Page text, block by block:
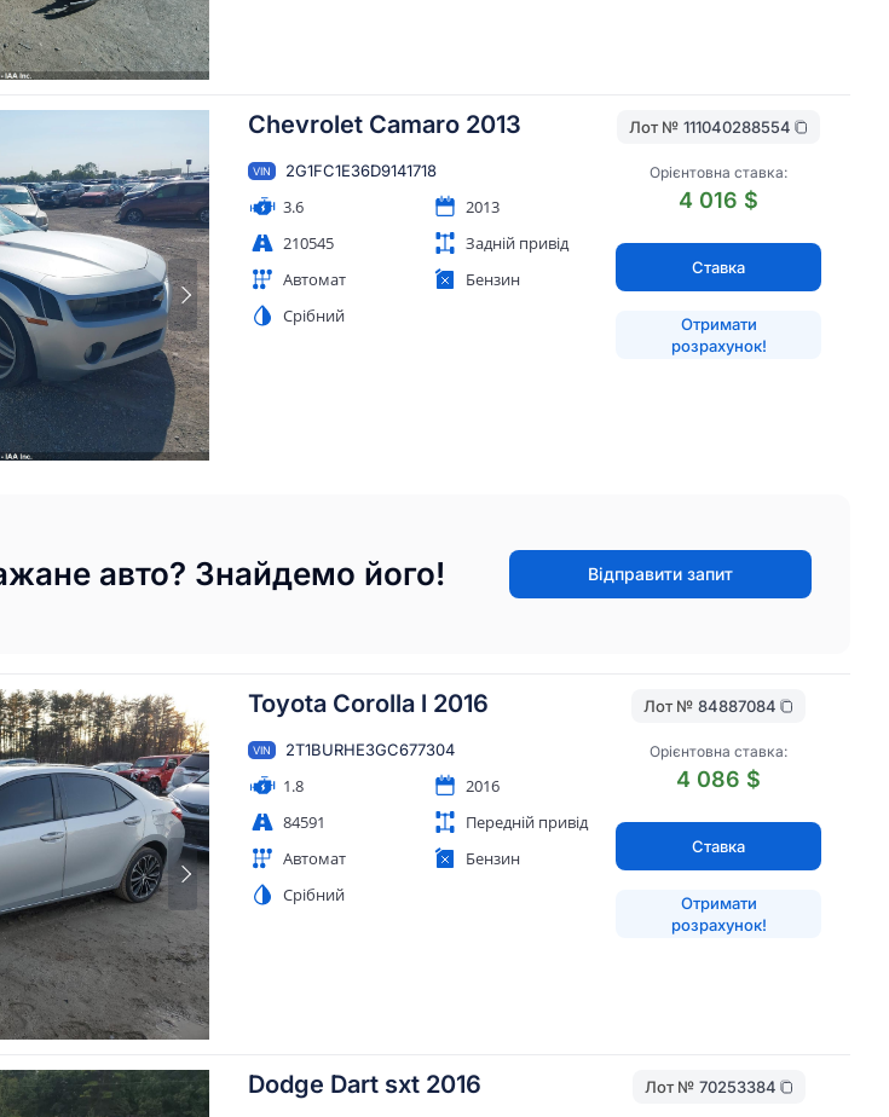
Chevrolet Camaro 2013
VIN 2G1FC1E36D9141718
3.6
2013
210545
Задній привід
Автомат
Бензин
Срібний
Лот № 111040288554
Орієнтовна ставка:
4 016 $
Ставка
Отримати
розрахунок!
авто? Знайдемо його! Відправити запит
Toyota Corolla l 2016
VIN 2T1BURHE3GC677304
1.8
2016
84591
Передній привід
Автомат
Бензин
Срібний
Лот № 84887084
Орієнтовна ставка:
4 086 $
Ставка
Отримати
розрахунок!
Dodge Dart sxt 2016 Лот № 70253384